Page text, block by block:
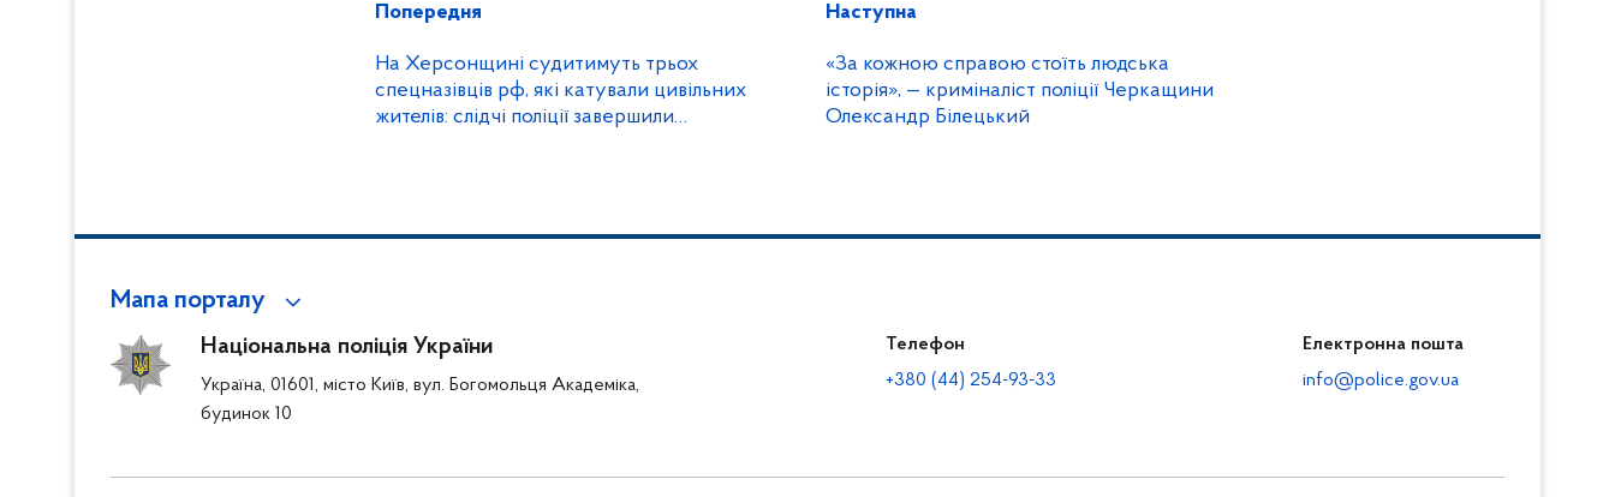
Попередня
На Херсонщині судитимуть трьох
спецназівців рф, які катували цивільних
жителів: слідчі поліції завершили
Наступна
«За кожною справою стоїть людська
історія», — криміналіст поліції Черкащини
Олександр Білецький
Мапа порталу
Національна поліція України
Україна, 01601, місто Київ, вул. Богомольця Академіка,
будинок 10
Телефон
+380 (44) 254-93-33
Електронна пошта
info@police.gov.ua